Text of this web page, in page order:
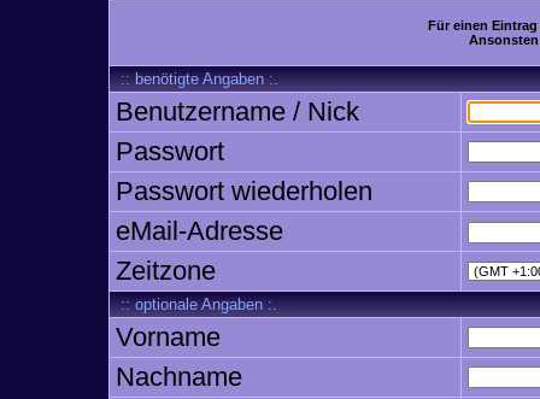
Für einen
:: benötigte Angaben :.
Benutzername / Nick
Passwort
Passwort wiederholen
eMail-Adresse
Zeitzone
:: optionale Angaben :.
Vorname
Nachname